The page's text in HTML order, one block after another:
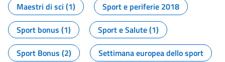
Maestri di sci (1)
Sport e periferie 2018
Sport bonus (1)
Sport e Salute (1)
Sport Bonus (2)
Settimana europea dello sport